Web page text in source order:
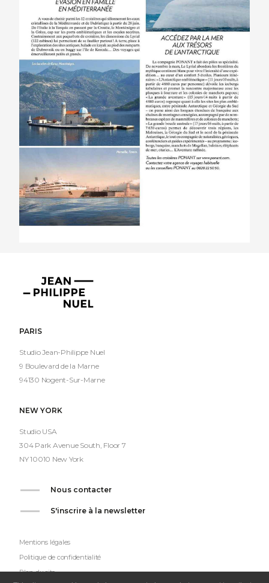
Jean-
Philippe
PARIS
Studio Jean-Philippe Nuel
9 Boulevard de la Marne
94130 Nogent-Sur-Marne
NEW YORK
Studio USA
304 Park Avenue South, Floor 7
NY 10010 New York
Nous contacter
S'inscrire à la newsletter
Mentions légales
Politique de confidentialité
Plan du site